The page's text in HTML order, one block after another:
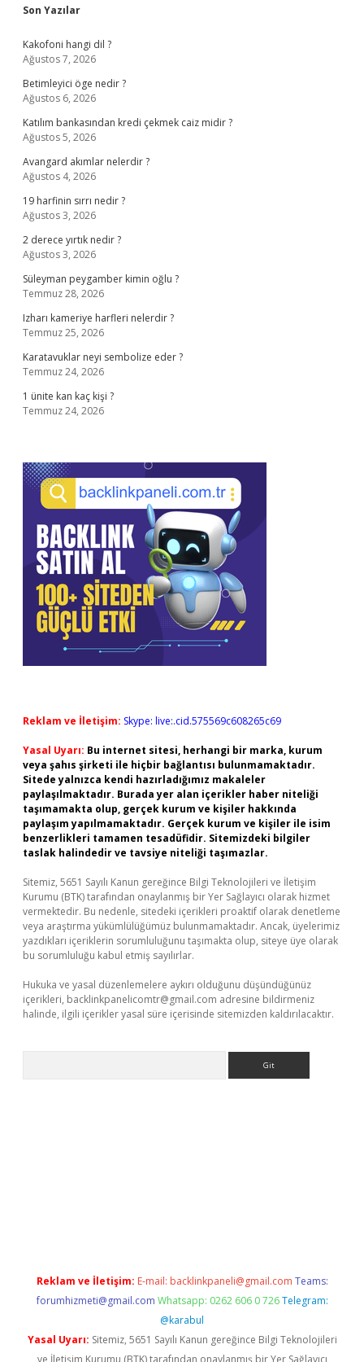
Sidebar
Son Yazılar
Kakofoni hangi dil ?
Ağustos 7, 2026
Betimleyici öge nedir ?
Ağustos 6, 2026
Katılım bankasından kredi çekmek caiz midir ?
Ağustos 5, 2026
Avangard akımlar nelerdir ?
Ağustos 4, 2026
19 harfinin sırrı nedir ?
Ağustos 3, 2026
2 derece yırtık nedir ?
Ağustos 3, 2026
Süleyman peygamber kimin oğlu ?
Temmuz 28, 2026
Izharı kameriye harfleri nelerdir ?
Temmuz 25, 2026
Karatavuklar neyi sembolize eder ?
Temmuz 24, 2026
1 ünite kan kaç kişi ?
Temmuz 24, 2026
Reklam ve İletişim: Skype: live:.cid.575569c608265c69
Yasal Uyarı: Bu internet sitesi, herhangi bir marka, kurum
veya şahıs şirketi ile hiçbir bağlantısı bulunmamaktadır.
Sitede yalnızca kendi hazırladığımız makaleler
paylaşılmaktadır. Burada yer alan içerikler haber niteliği
taşımamakta olup, gerçek kurum ve kişiler hakkında
paylaşım yapılmamaktadır. Gerçek kurum ve kişiler ile isim
benzerlikleri tamamen tesadüfidir. Sitemizdeki bilgiler
taslak halindedir ve tavsiye niteliği taşımazlar.
Sitemiz, 5651 Sayılı Kanun gereğince Bilgi Teknolojileri ve İletişim
Kurumu (BTK) tarafından onaylanmış bir Yer Sağlayıcı olarak hizmet
vermektedir. Bu nedenle, sitedeki içerikleri proaktif olarak denetleme
veya araştırma yükümlülüğümüz bulunmamaktadır. Ancak, üyelerimiz
yazdıkları içeriklerin sorumluluğunu taşımakta olup, siteye üye olarak
bu sorumluluğu kabul etmiş sayılırlar.
Hukuka ve yasal düzenlemelere aykırı olduğunu düşündüğünüz
içerikleri, backlinkpanelicomtr@gmail.com adresine bildirmeniz
halinde, ilgili içerikler yasal süre içerisinde sitemizden kaldırılacaktır.
Reklam ve İletişim: E-mail: backlinkpaneli@gmail.com Teams:
forumhizmeti@gmail.com Whatsapp: 0262 606 0 726 Telegram:
@karabul
Yasal Uyarı: Sitemiz, 5651 Sayılı Kanun gereğince Bilgi Teknolojileri
ve İletişim Kurumu (BTK) tarafından onaylanmış bir Yer Sağlayıcı